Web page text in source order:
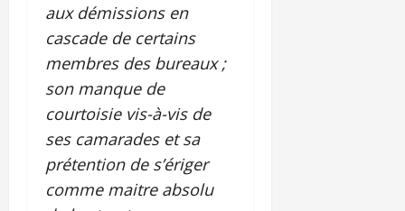
aux démissions en
cascade de certains
membres des bureaux ;
son manque de
courtoisie vis-à-vis de
ses camarades et sa
prétention de s’ériger
comme maitre absolu